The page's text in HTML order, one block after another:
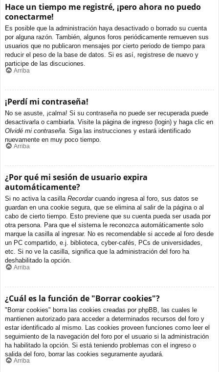
Hace un tiempo me registré, ¡pero ahora no puedo
conectarme!
Es posible que la administración haya desactivado o borrado su cuenta
por alguna razón. También, algunos foros periódicamente remueven sus
usuarios que no publicaron mensajes por cierto periodo de tiempo para
reducir el peso de la base de datos. Si es así, registrese de nuevo y
participe de las discuciones.
Arriba
¡Perdí mi contraseña!
No se asuste, ¡calma! Si su contraseña no puede ser recuperada puede
desactivarla o cambiarla. Visite la página de ingreso (login) y haga clic en
Olvidé mi contraseña . Siga las instrucciones y estará identificado
nuevamente en muy poco tiempo.
Arriba
¿Por qué mi sesión de usuario expira
automáticamente?
Si no activa la casilla Recordarcuando ingresa al foro, sus datos se
guardan en una cookie segura, que se elimina al salir de la página o al
cabo de cierto tiempo. Esto previene que su cuenta pueda ser usada por
otra persona. Para que el sistema le reconozca automáticamente solo
marque la casilla al ingresar. No es recomendable si accede al foro desde
un PC compartido, e.j. biblioteca, cyber-cafés, PCs de universidades,
etc. Si no ve la casilla, significa que la administración del foro ha
deshabilitado la opción.
Arriba
¿Cuál es la función de "Borrar cookies"?
"Borrar cookies" borra las cookies creadas por phpBB, las cuales le
mantienen autorizado para acceder a determinados recursos del foro y
estar identificado al mismo. Las cookies proveen funciones como leer el
seguimiento de la navegación del foro por el usuario si la administración
ha habilitado la opción. Si está teniendo problemas con el ingreso o
salida del foro, borrar las cookies seguramente ayudará.
Arriba